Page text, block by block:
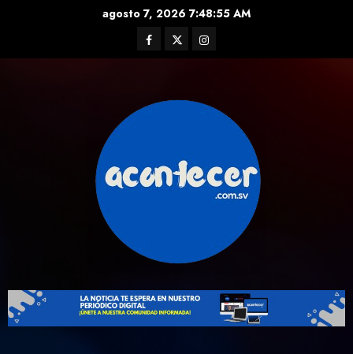
agosto 7, 2026 7:48:56 AM
Facebook
TwitterInstagram